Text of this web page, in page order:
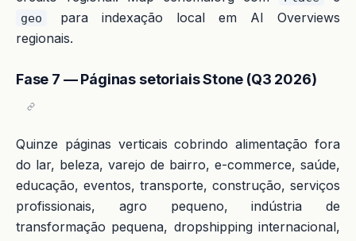
geo
para indexação local em AI Overviews
regionais.
Fase 7 — Páginas setoriais Stone (Q3 2026)
Quinze páginas verticais cobrindo alimentação fora
do lar, beleza, varejo de bairro, e-commerce, saúde,
educação, eventos, transporte, construção, serviços
profissionais, agro pequeno, indústria de
transformação pequena, dropshipping internacional,